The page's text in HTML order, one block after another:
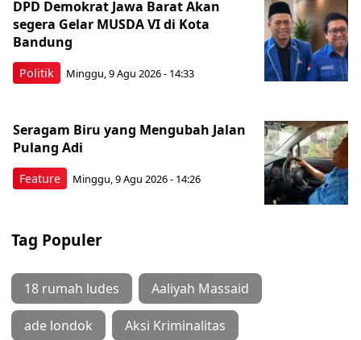
Politik
DPD Demokrat Jawa Barat Akan
segera Gelar MUSDA VI di Kota
Bandung
Minggu, 9 Agu 2026 - 14:33
Feature
Seragam Biru yang Mengubah Jalan
Pulang Adi
Minggu, 9 Agu 2026 - 14:26
Tag Populer
18 rumah ludes Aaliyah Massaid
ade londok Aksi Kriminalitas